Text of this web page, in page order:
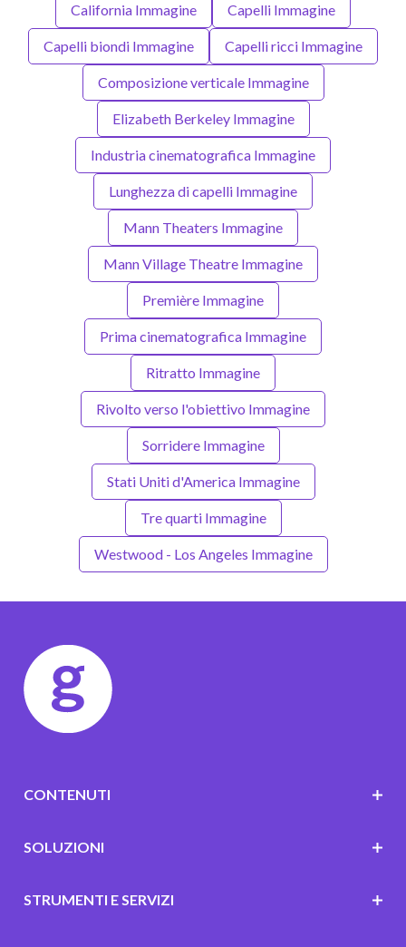
California Immagine Capelli Immagine
Capelli biondi Immagine Capelli ricci Immagine
Composizione verticale Immagine
Elizabeth Berkeley Immagine
Industria cinematografica Immagine
Lunghezza di capelli Immagine
Mann Theaters Immagine
Mann Village Theatre Immagine
Première Immagine
Prima cinematografica Immagine
Ritratto Immagine
Rivolto verso l'obiettivo Immagine
Sorridere Immagine
Stati Uniti d'America Immagine
Tre quarti Immagine
Westwood - Los Angeles Immagine
CONTENUTI
SOLUZIONI
STRUMENTI E SERVIZI